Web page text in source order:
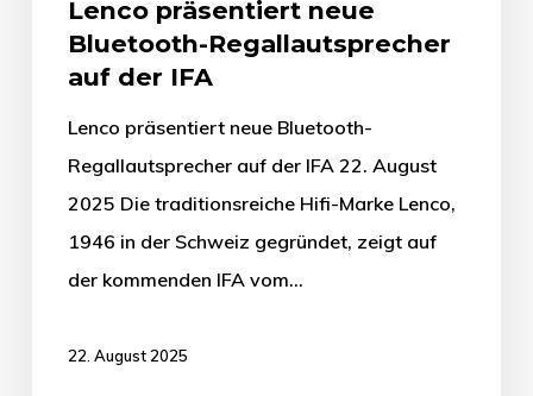
Lenco präsentiert neue
Bluetooth-Regallautsprecher
auf der IFA
Lenco präsentiert neue Bluetooth-
Regallautsprecher auf der IFA 22. August
2025 Die traditionsreiche Hifi-Marke Lenco,
1946 in der Schweiz gegründet, zeigt auf
der kommenden IFA vom…
22. August 2025